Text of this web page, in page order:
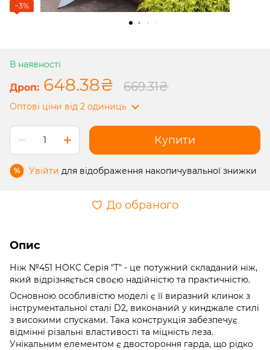
−3%
В наявності
648.38₴ 669.31₴
Оптові ціни від 2 одиниць
Купити
% Увійти для відображення накопичувальної знижки
До обраного
Опис
Ніж №451 НОКС Серія "Т" - це потужний складаний ніж,
який відрізняється своєю надійністю та практичністю.
Основною особливістю моделі є її виразний клинок з
інструментальної сталі D2, виконаний у кинджале стилі
з високими спусками. Така конструкція забезпечує
відмінні різальні властивості та міцність леза.
Унікальним елементом є двостороння гарда, що рідко